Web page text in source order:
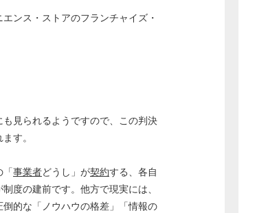
エンス・ストアのフランチャイズ・
も見られるようですので、この判決
す。
「事業者どうし」が契約する、各自
度の建前です。他方で現実には、
的な「ノウハウの格差」「情報の